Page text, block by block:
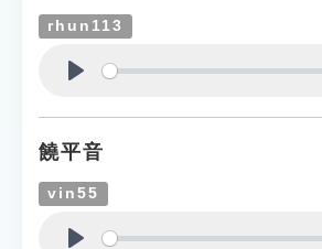
rhun113
饒平音
vin55